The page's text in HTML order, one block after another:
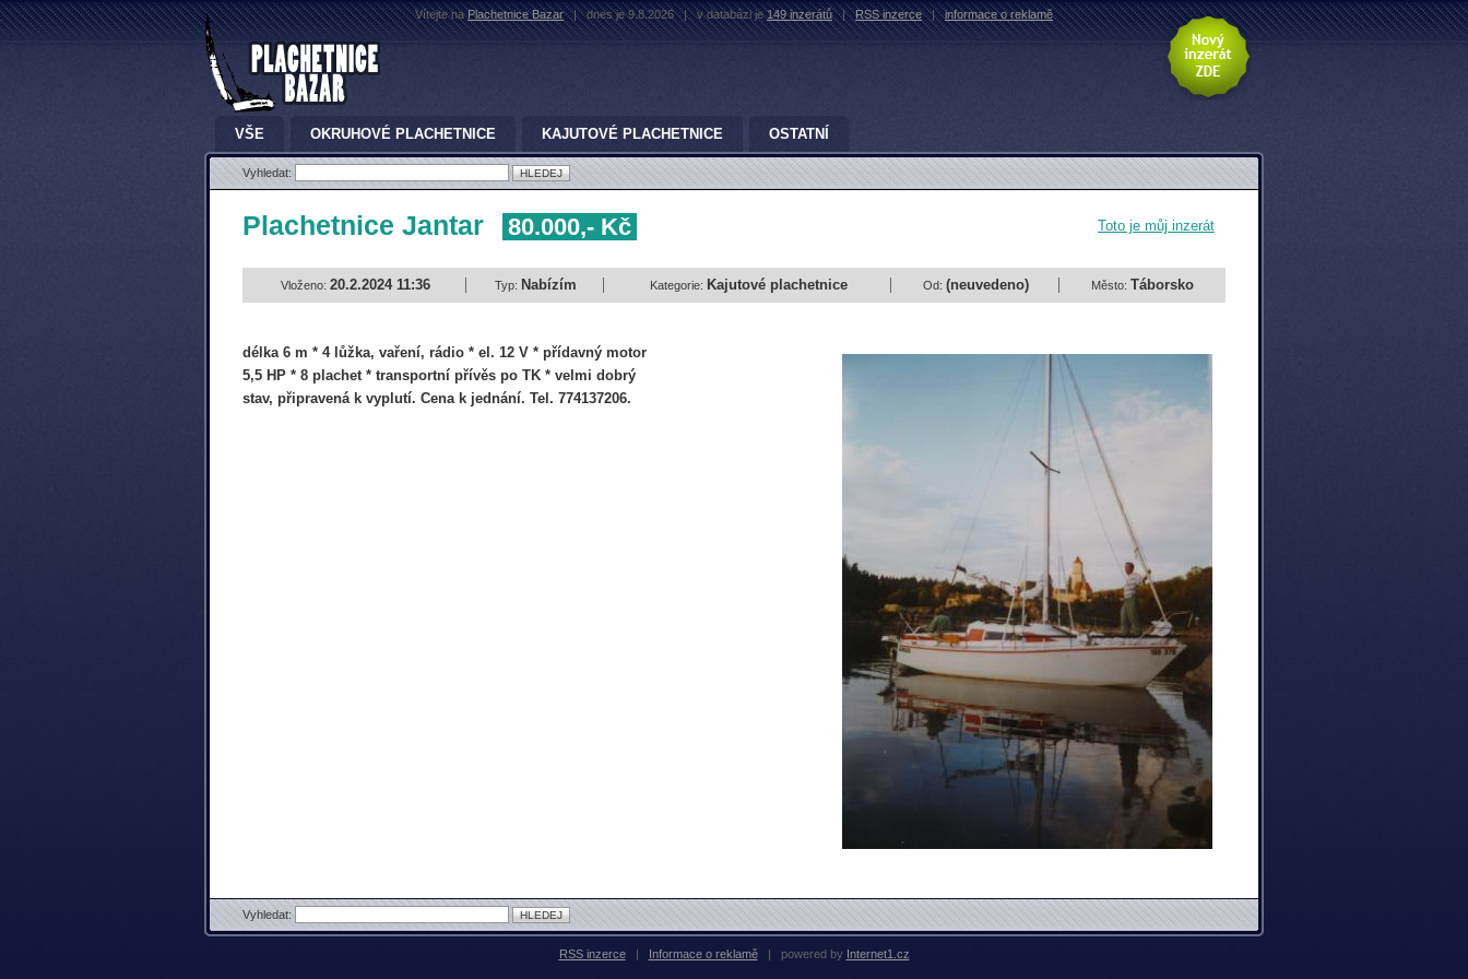
Vítejte naPlachetnice Bazar | dnes je 9.8.2026 | v databázi je149 inzerátů | RSS inzerce | informace o reklamě
VŠE OKRUHOVÉ PLACHETNICE KAJUTOVÉ PLACHETNICE OSTATNÍ
Vyhledat:
Plachetnice Jantar 80.000,- Kč Toto je můj inzerát
Vloženo: 20.2.2024 11:36 Typ: Nabízím Kategorie: Kajutové plachetnice Od: (neuvedeno) Město: Táborsko
délka 6 m * 4 lůžka, vaření, rádio * el. 12 V * přídavný motor
5,5 HP * 8 plachet * transportní přívěs po TK * velmi dobrý
stav, připravená k vyplutí. Cena k jednání. Tel. 774137206.
Vyhledat:
RSS inzerce | Informace o reklamě | powered by Internet1.cz